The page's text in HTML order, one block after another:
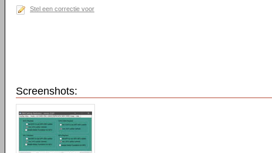
Stel een correctie voor
Screenshots: